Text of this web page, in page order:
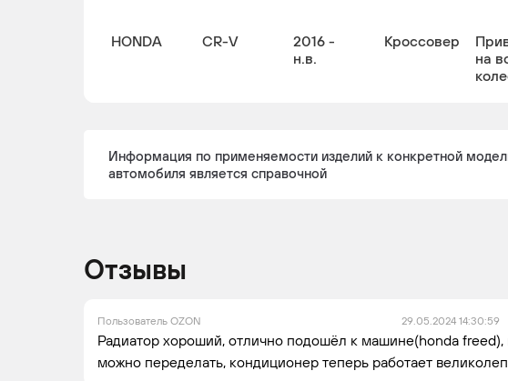
HONDA CR-V
2016 -
н.в.
Кроссовер
на
Информация по применяемости изделий к конкретной
автомобиля является справочной
Отзывы
Пользователь OZON 29.05.2024 14:30:59
Радиатор хороший, отлично подошёл к машине(honda freed),
можно переделать, кондиционер теперь работает